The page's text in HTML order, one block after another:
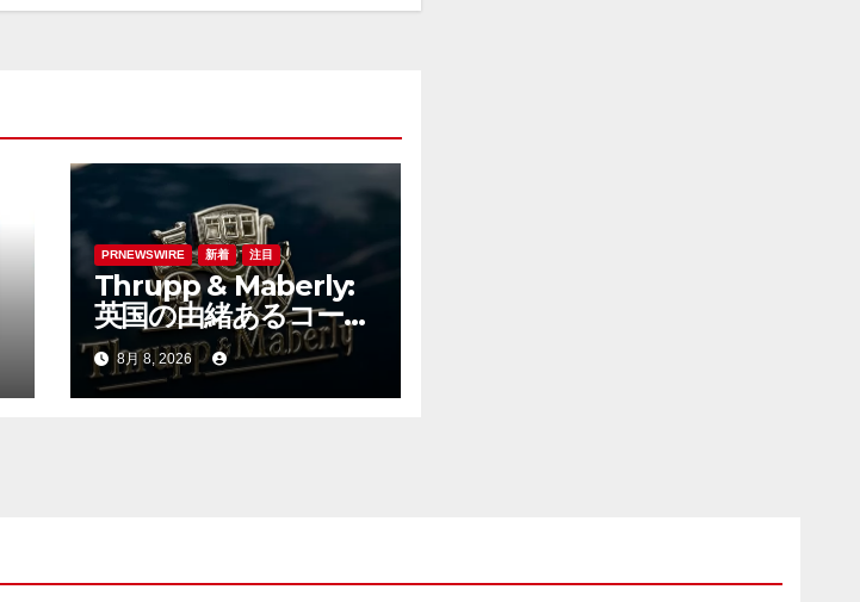
PRNEWSWIRE 新着 注目
Thrupp & Maberly:
英国の由緒あるコーチ
ビルダー、特注車の新
時代へ
8月 8, 2026